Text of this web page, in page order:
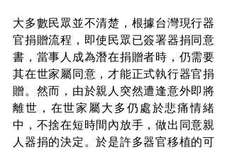
大多數民眾並不清楚，根據台灣現行器
官捐贈流程，即使民眾已簽署器捐同意
書，當事人成為潛在捐贈者時，仍需要
其在世家屬同意，才能正式執行器官捐
贈。然而，由於親人突然遭逢意外即將
離世，在世家屬大多仍處於悲痛情緒
中，不捨在短時間內放手，做出同意親
人器捐的決定。於是許多器官移植的可